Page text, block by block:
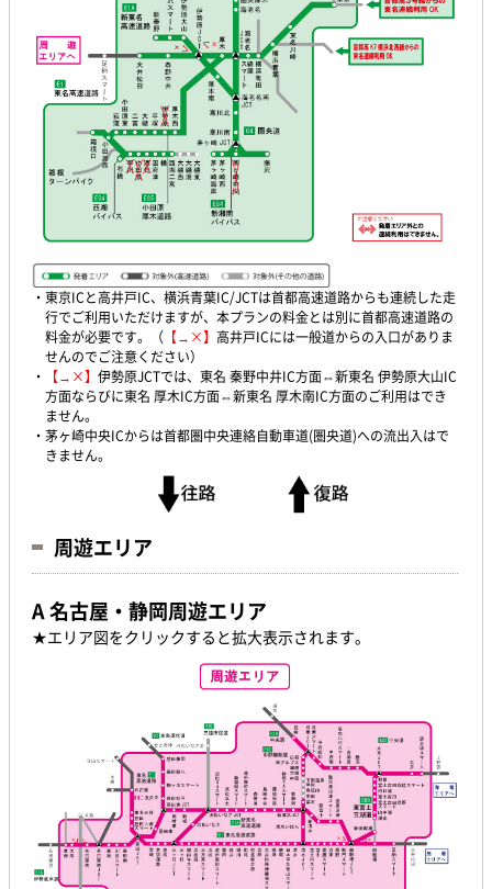
・東京ICと高井戸IC、横浜青葉IC/JCTは首都高速道路からも連続した走
行でご利用いただけますが、本プランの料金とは別に首都高速道路の
料金が必要です。（ 【→×】 高井戸ICには一般道からの入口がありま
せんのでご注意ください）
・
【→×】 伊勢原JCTでは、東名 秦野中井IC方面⇔新東名 伊勢原大山IC
方面ならびに東名 厚木IC方面⇔新東名 厚木南IC方面のご利用はでき
ません。
・茅ヶ崎中央ICからは首都圏中央連絡自動車道(圏央道)への流出入はで
きません。
周遊エリア
A 名古屋・静岡周遊エリア
★エリア図をクリックすると拡大表示されます。